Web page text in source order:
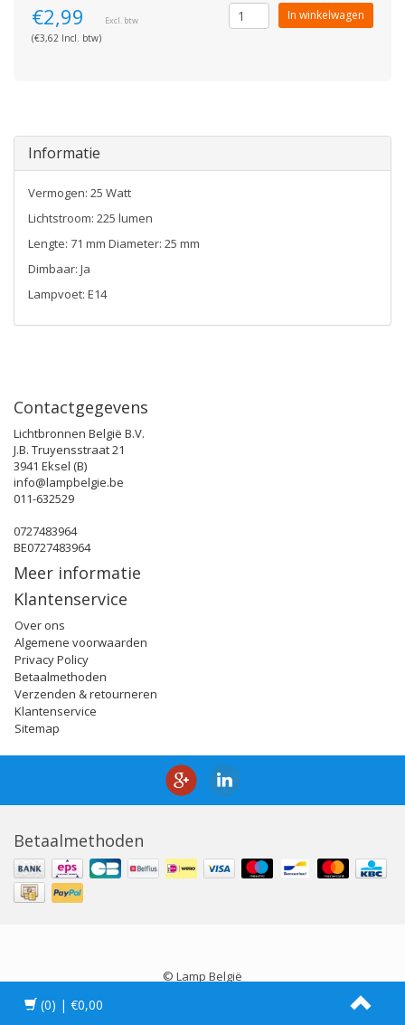
€2,99 Excl. btw
(€3,62 Incl. btw)
In winkelwagen
Informatie
Vermogen: 25 Watt
Lichtstroom: 225 lumen
Lengte: 71 mm Diameter: 25 mm
Dimbaar: Ja
Lampvoet: E14
Contactgegevens
Lichtbronnen België B.V.
J.B. Truyensstraat 21
3941 Eksel (B)
info@lampbelgie.be
011-632529
0727483964
BE0727483964
Meer informatie
Klantenservice
Over ons
Algemene voorwaarden
Privacy Policy
Betaalmethoden
Verzenden & retourneren
Klantenservice
Sitemap
Betaalmethoden
© Lamp België
(0) | €0,00